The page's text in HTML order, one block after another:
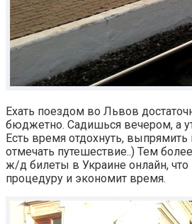
Ехать поездом во Львов
бюджетно. Садишься вечером, а
Есть время отдохнуть, выпрямить
отмечать путешествие..) Тем
ж/д билеты в Украине онлайн,
процедуру и экономит время.